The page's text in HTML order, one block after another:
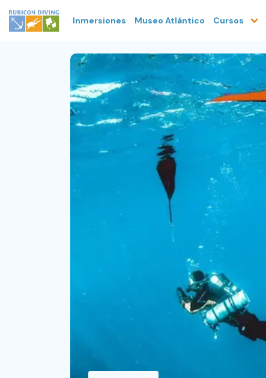
Inmersiones Museo Atlántico Cursos